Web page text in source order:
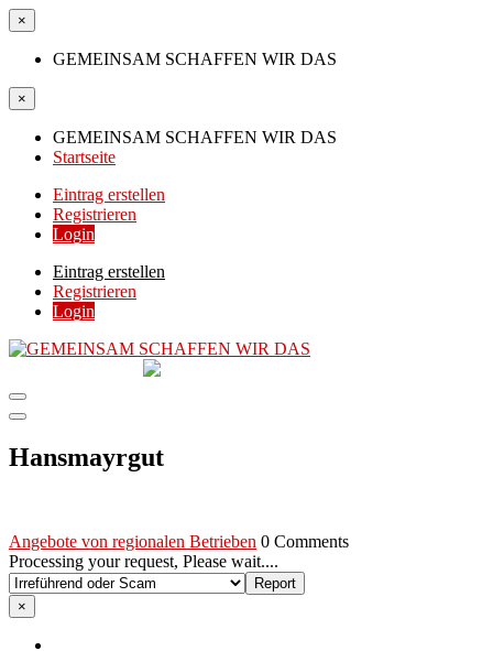
×
GEMEINSAM SCHAFFEN WIR DAS
×
GEMEINSAM SCHAFFEN WIR DAS
Startseite
Eintrag erstellen
Registrieren
Login
Eintrag erstellen
Registrieren
Login
Hansmayrgut
Angebote von regionalen Betrieben 0 Comments
Processing your request, Please wait....
×